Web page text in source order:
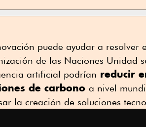
puede ayudar a
de las Naciones Unidad
artificial podrían reducir
de carbono a nivel
la creación de soluciones